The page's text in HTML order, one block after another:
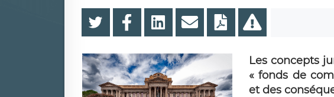
Les concepts
« fonds de
et des